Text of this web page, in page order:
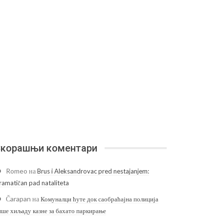
коментари
Romeo наBrus i Aleksandrovac pred nestajanjem:
pad nataliteta
Čarapan наКомуналци ћуте док саобраћајна полиција
хиљаду казне за бахато паркирање